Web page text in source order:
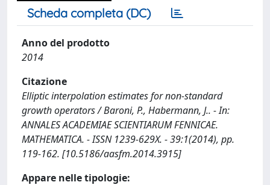
Scheda completa (DC)
Anno del prodotto
2014
Citazione
Elliptic interpolation estimates for non-standard
growth operators / Baroni, P., Habermann, J.. - In:
ANNALES ACADEMIAE SCIENTIARUM FENNICAE.
MATHEMATICA. - ISSN 1239-629X. - 39:1(2014), pp.
119-162. [10.5186/aasfm.2014.3915]
Appare nelle tipologie: